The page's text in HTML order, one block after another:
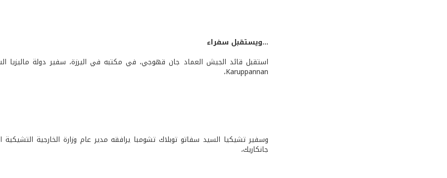
...ويستقبل سفراء
Karuppannan،
وسفير تشيكيا السيد سفاتو توبلاك تشومبا يرافقه مدير عام وزارة الخارجية التشيكية
جانكاريك،